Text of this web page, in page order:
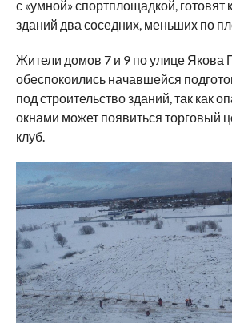
с «умной» спортплощадкой, готовят
зданий два соседних, меньших по
Жители домов 7 и 9 по улице Якова
обеспокоились начавшейся
под строительство зданий, так как
окнами может появиться торговый
клуб.